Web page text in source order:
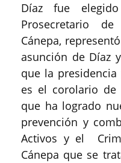
Díaz fue
Prosecretario
Cánepa,
asunción de Díaz
que la
es el corolario de
que ha logrado
prevención y
Activos y el
Cánepa que se